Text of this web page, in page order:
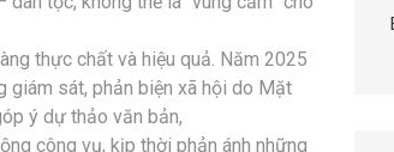
thực chất và hiệu quả. Năm 2025
giám sát, phản biện xã hội do Mặt
ý dự thảo văn bản,
công vụ, kịp thời phản ánh những